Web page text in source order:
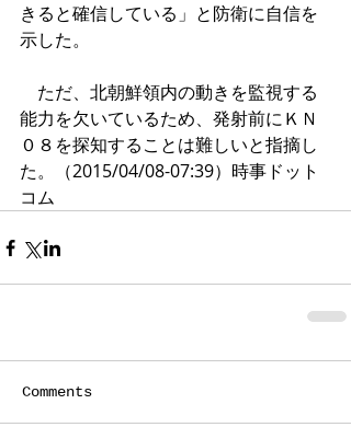
きると確信している」と防衛に自信を
示した。
ただ、北朝鮮領内の動きを監視する
能力を欠いているため、発射前にＫＮ
０８を探知することは難しいと指摘し
た。（2015/04/08-07:39）時事ドット
コム
Comments